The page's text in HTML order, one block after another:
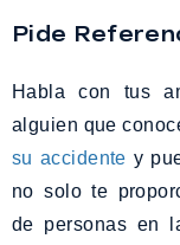
Pide
Habla con tus
alguien que
su accidente y
no solo te
de personas en